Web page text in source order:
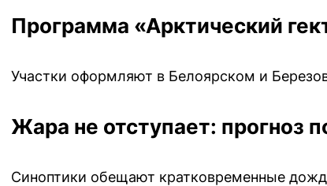
Программа «Арктический
Участки оформляют в Белоярском и
Жара не отступает: прогноз
Синоптики обещают кратковременные